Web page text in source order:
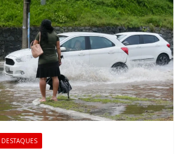
DESTAQUES